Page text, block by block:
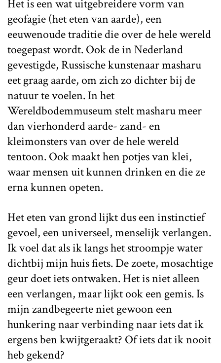
Het is een wat uitgebreidere vorm van
geofagie (het eten van aarde), een
eeuwenoude traditie die over de hele wereld
toegepast wordt. Ook de in Nederland
gevestigde, Russische kunstenaar masharu
eet graag aarde, om zich zo dichter bij de
natuur te voelen. In het
Wereldbodemmuseum stelt masharu meer
dan vierhonderd aarde- zand- en
kleimonsters van over de hele wereld
tentoon. Ook maakt hen potjes van klei,
waar mensen uit kunnen drinken en die ze
erna kunnen opeten.
Het eten van grond lijkt dus een instinctief
gevoel, een universeel, menselijk verlangen.
Ik voel dat als ik langs het stroompje water
dichtbij mijn huis fiets. De zoete, mosachtige
geur doet iets ontwaken. Het is niet alleen
een verlangen, maar lijkt ook een gemis. Is
mijn zandbegeerte niet gewoon een
hunkering naar verbinding naar iets dat ik
ergens ben kwijtgeraakt? Of iets dat ik nooit
heb gekend?